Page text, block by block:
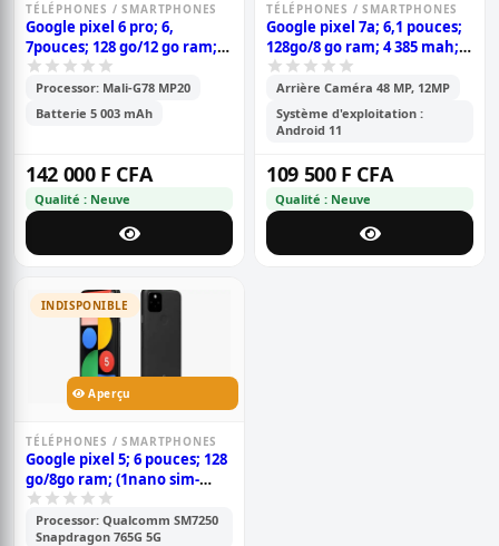
TÉLÉPHONES / SMARTPHONES
Google pixel 6 pro; 6,
7pouces; 128 go/12 go ram;
(1nano sim - esim); 5003
mah; garantie 6 mois
Processor: Mali-G78 MP20
Batterie 5 003 mAh
142 000 F CFA
Qualité : Neuve
TÉLÉPHONES / SMARTPHONES
Google pixel 7a; 6,1 pouces;
128go/8 go ram; 4 385 mah;
garantie 6 mois
Arrière Caméra 48 MP, 12MP
Système d'exploitation :
Android 11
109 500 F CFA
Qualité : Neuve
INDISPONIBLE
Aperçu
TÉLÉPHONES / SMARTPHONES
Google pixel 5; 6 pouces; 128
go/8go ram; (1nano sim-
esim); 4080mah; garantie 6
mois
Processor: Qualcomm SM7250
Snapdragon 765G 5G